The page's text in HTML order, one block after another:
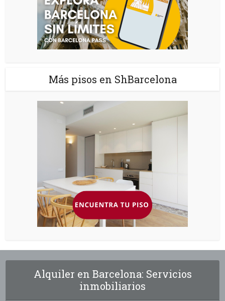
Más pisos en ShBarcelona
Alquiler en Barcelona: Servicios
inmobiliarios